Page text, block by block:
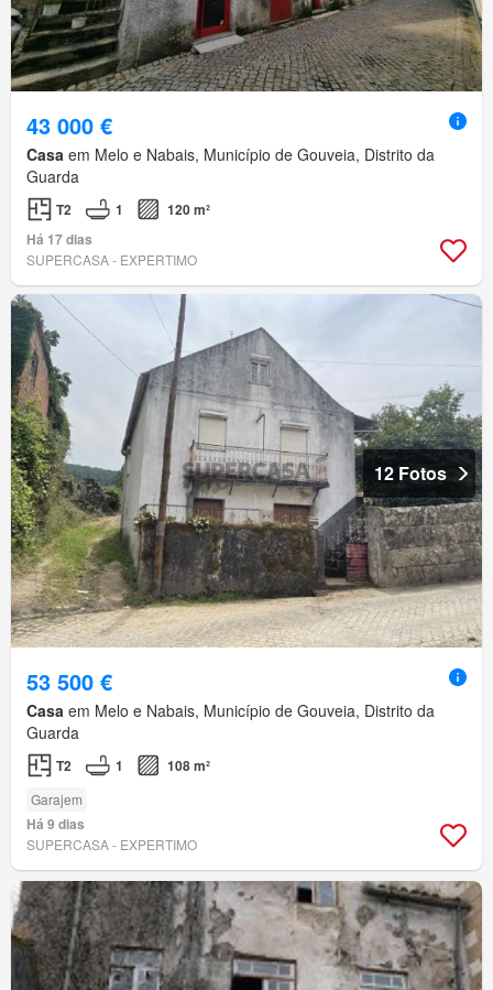
43 000 €
Casa em Melo e Nabais, Município de Gouveia, Distrito da
Guarda
T2 1
120 m²
Há 17 dias
SUPERCASA - EXPERTIMO
12 Fotos
53 500 €
Casa em Melo e Nabais, Município de Gouveia, Distrito da
Guarda
T2 1 108 m²
Garajem
Há 9 dias
SUPERCASA - EXPERTIMO